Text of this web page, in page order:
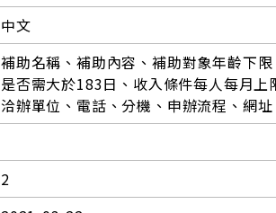
中文
補助名稱、補助內容、補助對象年齡下
是否需大於183日、收入條件每人每月
洽辦單位、電話、分機、申辦流程、網址
2